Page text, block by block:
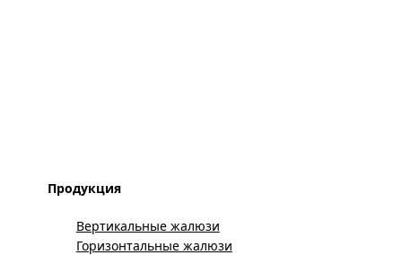
Продукция
Вертикальные жалюзи
Горизонтальные жалюзи